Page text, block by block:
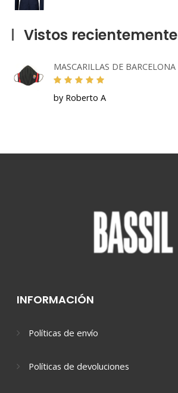
Vistos recientemente
MASCARILLAS DE BARCELONA
by Roberto A
INFORMACIÓN
Políticas de envío
Políticas de devoluciones